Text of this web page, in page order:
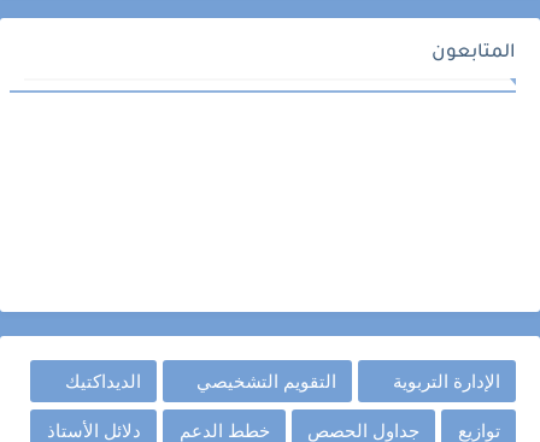
المتابعون
الإدارة التربوية التقويم التشخيصي الديداكتيك
توازيع جداول الحصص خطط الدعم دلائل الأستاذ